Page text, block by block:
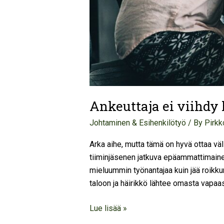
Ankeuttaja ei viihdy
Johtaminen & Esihenkilötyö/ By
Arka aihe, mutta tämä on hyvä ottaa
tiiminjäsenen jatkuva
mieluummin työnantajaa kuin jää
taloon ja häirikkö lähtee omasta
Lue lisää »